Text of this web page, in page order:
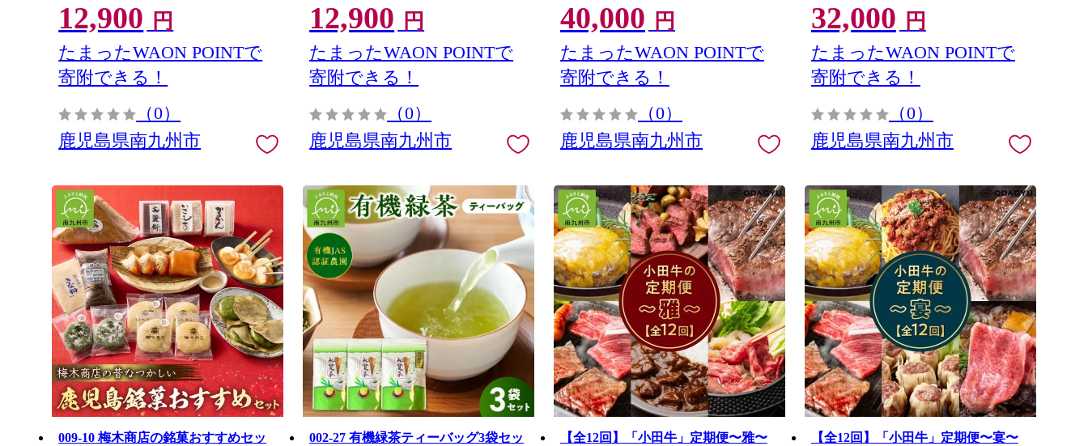
12,900 円
たまったWAON POINTで
寄附できる！
（0）
鹿児島県南九州市
12,900 円
たまったWAON POINTで
寄附できる！
（0）
鹿児島県南九州市
40,000 円
たまったWAON POINTで
寄附できる！
（0）
鹿児島県南九州市
32,000 円
たまったWAON POINTで
寄附できる！
（0）
鹿児島県南九州市
009-10 梅木商店の銘菓おすすめセッ
002-27 有機緑茶ティーバッグ3袋セッ
【全12回】「小田牛」定期便〜雅〜
【全12回】「小田牛」定期便〜宴〜